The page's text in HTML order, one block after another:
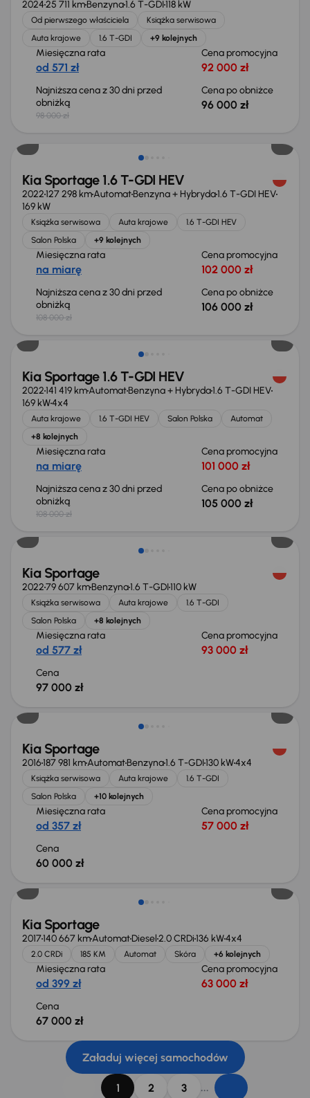
202425 711 kmBenzyna1.6 T-GDI118 kW
Od pierwszego właściciela
Książka serwisowa
Auta krajowe
1.6 T-GDI +9 kolejnych
Miesięczna rata
od 571 zł
Cena promocyjna
92 000 zł
Najniższa cena z 30 dni przed
obniżką
98 000 zł
Cena po obniżce
96 000 zł
Kia Sportage 1.6 T-GDI HEV
2022127 298 kmAutomatBenzyna + Hybryda1.6 T-GDI HEV
169 kW
Książka serwisowa Auta krajowe
1.6 T-GDI HEV
Salon Polska
+9 kolejnych
Miesięczna rata
na miarę
Cena promocyjna
102 000 zł
Najniższa cena z 30 dni przed
obniżką
108 000 zł
Cena po obniżce
106 000 zł
Taniej o 3 000 zł
Kia Sportage 1.6 T-GDI HEV
2022141 419 kmAutomatBenzyna + Hybryda1.6 T-GDI HEV
169 kW4x4
Auta krajowe 1.6 T-GDI HEV Salon Polska
Automat
+8 kolejnych
Miesięczna rata
na miarę
Cena promocyjna
101 000 zł
Najniższa cena z 30 dni przed
obniżką
108 000 zł
Cena po obniżce
105 000 zł
Kia Sportage
202279 607 kmBenzyna1.6 T-GDI110 kW
Książka serwisowa Auta krajowe
1.6 T-GDI
Salon Polska
+8 kolejnych
Miesięczna rata
od 577 zł
Cena promocyjna
93 000 zł
Cena
97 000 zł
Kia Sportage
2016187 981 kmAutomatBenzyna1.6 T-GDI130 kW4x4
Książka serwisowa Auta krajowe
1.6 T-GDI
Salon Polska
+10 kolejnych
Miesięczna rata
od 357 zł
Cena promocyjna
57 000 zł
Cena
60 000 zł
Świeżo skupione
Kia Sportage
2017140 667 kmAutomatDiesel2.0 CRDi136 kW4x4
2.0 CRDi 185 KM Automat Skóra +6 kolejnych
Miesięczna rata
od 399 zł
Cena promocyjna
63 000 zł
Cena
67 000 zł
Załaduj więcej samochodów
1 2 3 ...